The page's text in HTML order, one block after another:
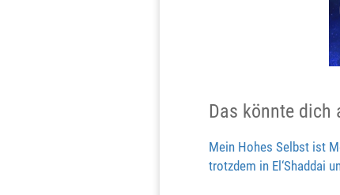
Das könnte dich
Mein Hohes Selbst ist
trotzdem in El‘Shaddai